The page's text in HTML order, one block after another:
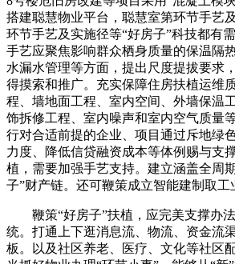
搭建聪慧物业平台，聪慧室第环节手艺
环节手艺及实施径等“好房子”科技都有
手艺应聚焦影响群众栖身质量的保温隔
水漏水管理等方面，提出尺度提拔要求
得摸索和推广。充实保障住房扶植运维
程、墙地面工程、室内空间、外墙保温
饰拆修工程、室内噪声和室内空气质量
行对合适前提的企业、项目通过斥地绿
力度、降低信贷融资成本等体例赐与支
植，需要加强手艺支持。建立涵盖全周
子”财产链。还可鞭策成立智能建制取工
鞭策“好房子”扶植，应完美支撑办法
统。打通上下逛消息流、物流、资金流
板。以及社区养老、医疗、文化等社区